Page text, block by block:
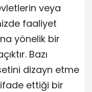
veya
faaliyet
yönelik bir
Bazı
dizayn etme
ettiği bir